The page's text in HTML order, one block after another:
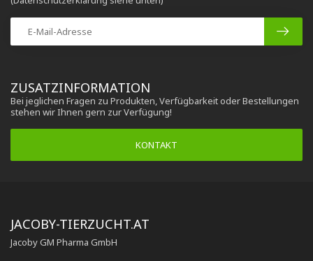
ZUSATZINFORMATION
Bei jeglichen Fragen zu Produkten, Verfügbarkeit oder Bestellungen
stehen wir Ihnen gern zur Verfügung!
KONTAKT
JACOBY-TIERZUCHT.AT
Jacoby GM Pharma GmbH